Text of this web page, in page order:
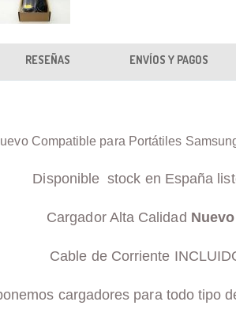
Compatible para Portátiles
Disponible stock en España
Cargador Alta Calidad Nuevo
Cable de Corriente
cargadores para todo tipo
RESEÑAS ENVÍOS Y PAGOS